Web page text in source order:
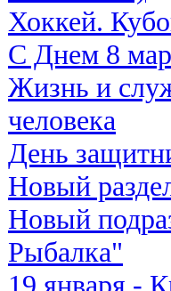
Хоккей.
С Днем 8
Жизнь и
человека
День
Новый
Новый
Рыбалка"